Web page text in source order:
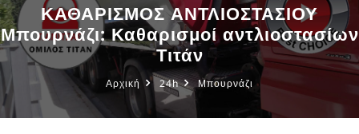
ΚΑΘΑΡΙΣΜΟΣ ΑΝΤΛΙΟΣΤΑΣΙΟΥ
Μπουρνάζι: Καθαρισμοί αντλιοστασίων
Τιτάν
Αρχική 24h Μπουρνάζι